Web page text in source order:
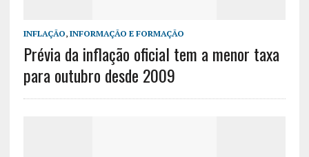
INFLAÇÃO, INFORMAÇÃO E FORMAÇÃO
Prévia da inflação oficial tem a menor taxa
para outubro desde 2009